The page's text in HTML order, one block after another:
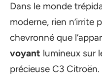
Dans le monde
moderne, rien n’irrite
chevronné que
voyant lumineux sur
précieuse C3